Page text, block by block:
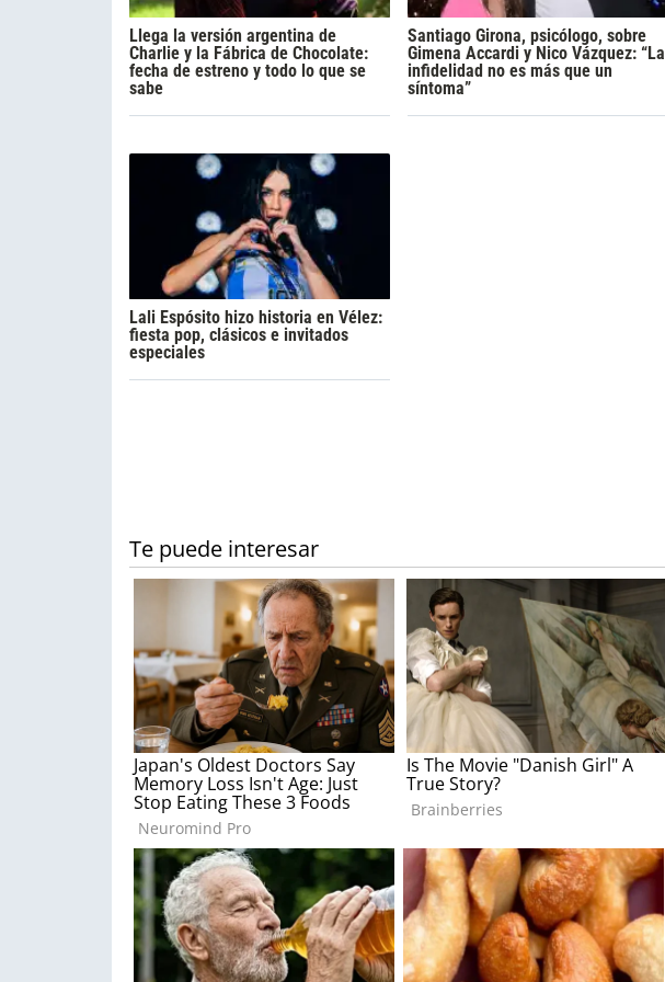
Llega la versión argentina de
Charlie y la Fábrica de Chocolate:
fecha de estreno y todo lo que se
sabe
Santiago Girona, psicólogo, sobre
Gimena Accardi y Nico Vázquez: “La
infidelidad no es más que un
síntoma”
Lali Espósito hizo historia en Vélez:
fiesta pop, clásicos e invitados
especiales